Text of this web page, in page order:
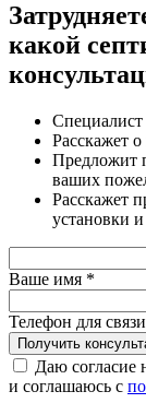
какой
Расскажет
Предложит
ваших
Расскажет
установки
Ваше имя *
Телефон для связи
Получить
Даю согласие
и соглашаюсь с